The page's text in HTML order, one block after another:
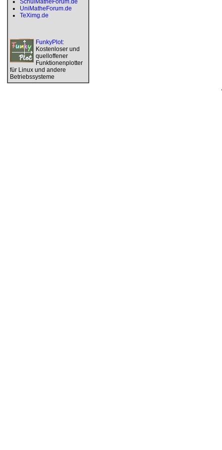
SchulMatheForum.de
UniMatheForum.de
TeXimg.de
FunkyPlot:
Kostenloser und
quelloffener
Funktionenplotter
für Linux und andere
Betriebssysteme